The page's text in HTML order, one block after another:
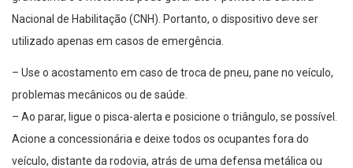
Nacional de Habilitação (CNH). Portanto, o dispositivo deve ser
utilizado apenas em casos de emergência.
– Use o acostamento em caso de troca de pneu, pane no veículo,
problemas mecânicos ou de saúde.
– Ao parar, ligue o pisca-alerta e posicione o triângulo, se possível.
Acione a concessionária e deixe todos os ocupantes fora do
veículo, distante da rodovia, atrás de uma defensa metálica ou